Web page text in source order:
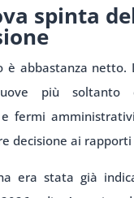
spinta
è abbastanza netto.
più soltanto
fermi
decisione ai
era stata già